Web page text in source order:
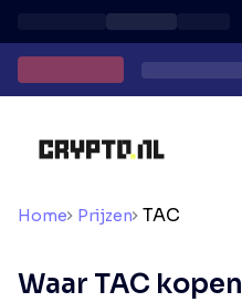
Home Prijzen TAC
Waar TAC kopen